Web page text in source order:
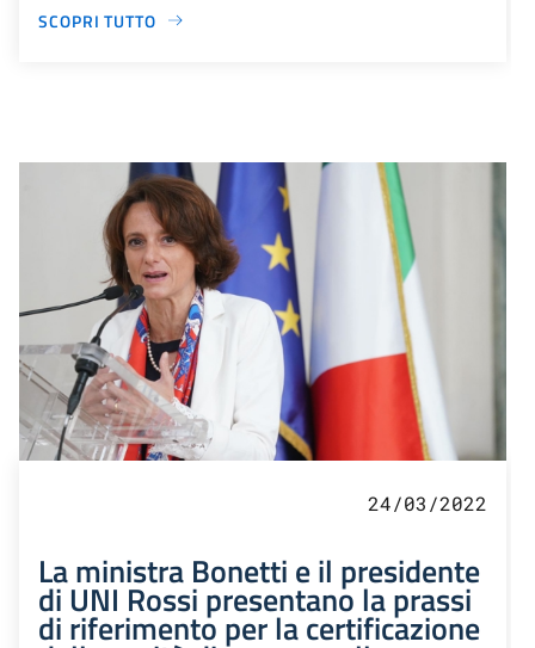
SCOPRI TUTTO
24/03/2022
La ministra Bonetti e il presidente
di UNI Rossi presentano la prassi
di riferimento per la certificazione